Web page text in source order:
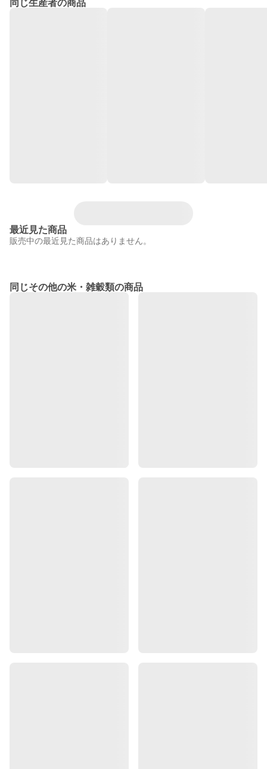
同じ生産者の商品
最近見た商品
販売中の最近見た商品はありません。
同じその他の米・雑穀類の商品